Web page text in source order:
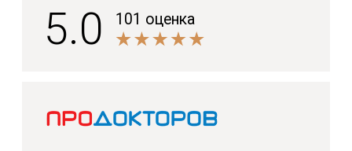
все этапы на пути к здоровой улыбке
Приходите к нам в гости —
на консультации вы узнаете:
план лечения